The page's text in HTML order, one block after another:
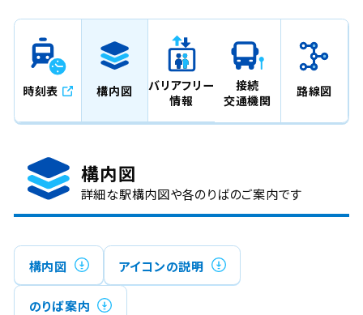
時刻表 構内図
バリアフリー
情報
接続
交通機関
路線図
構内図
詳細な駅構内図や各のりばのご案内です
構内図 アイコンの説明
のりば案内